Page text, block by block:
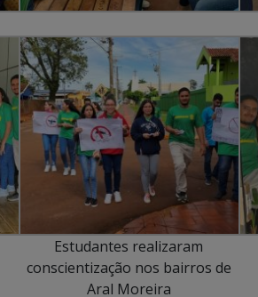
Estudantes realizaram
conscientização nos bairros de
Aral Moreira